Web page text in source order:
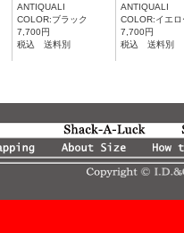
ANTIQUALI
COLOR:ブラック
7,700円
税込 送料別
ANTIQUALI
COLOR:イエロ
7,700円
税込 送料別